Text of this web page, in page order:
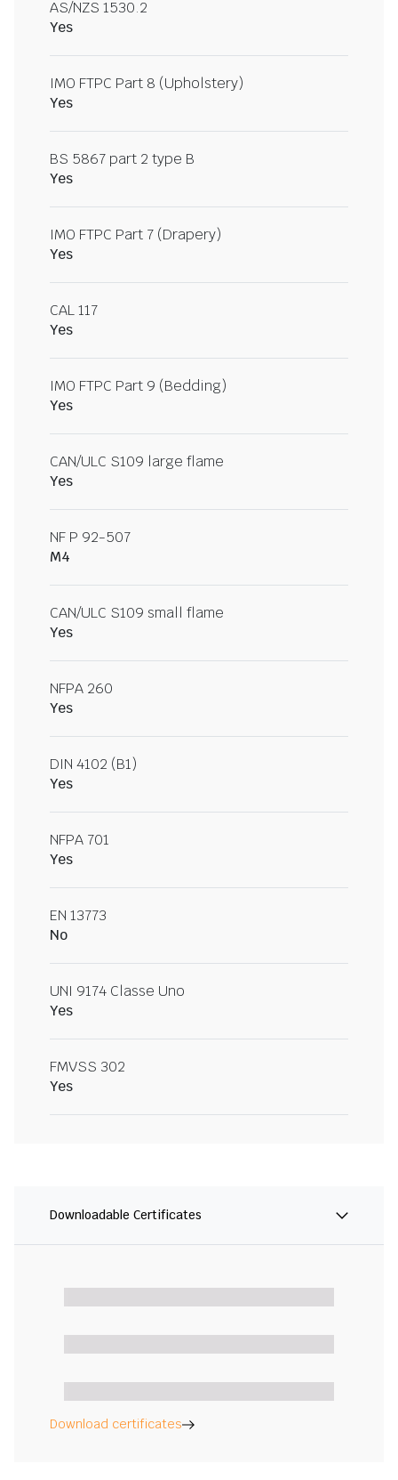
AS/NZS 1530.2
Yes
IMO FTPC Part 8 (Upholstery)
Yes
BS 5867 part 2 type B
Yes
IMO FTPC Part 7 (Drapery)
Yes
CAL 117
Yes
IMO FTPC Part 9 (Bedding)
Yes
CAN/ULC S109 large flame
Yes
NF P 92-507
M4
CAN/ULC S109 small flame
Yes
NFPA 260
Yes
DIN 4102 (B1)
Yes
NFPA 701
Yes
EN 13773
No
UNI 9174 Classe Uno
Yes
FMVSS 302
Yes
Downloadable Certificates
Download certificates